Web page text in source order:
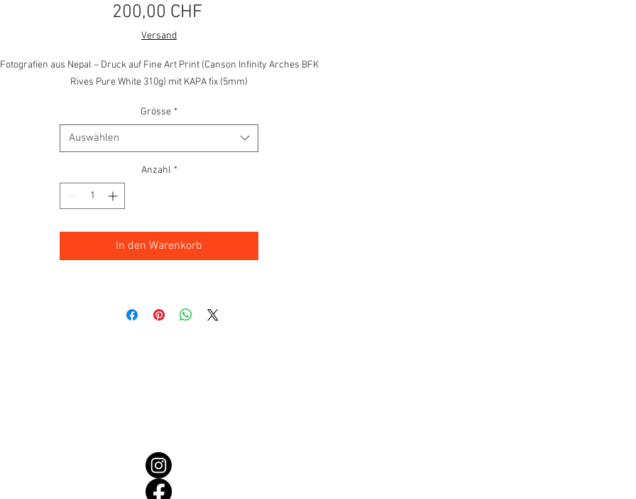
200,00 CHF
Versand
Fotografien aus Nepal – Druck auf Fine Art Print (Canson Infinity Arches BFK
Rives Pure White 310g) mit KAPA fix (5mm)
Grösse *
Auswählen
Anzahl *
In den Warenkorb